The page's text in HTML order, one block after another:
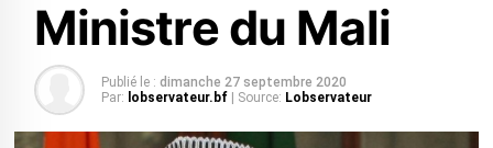
Ministre du Mali
Publié le : dimanche 27 septembre 2020
Par: lobservateur.bf | Source: Lobservateur